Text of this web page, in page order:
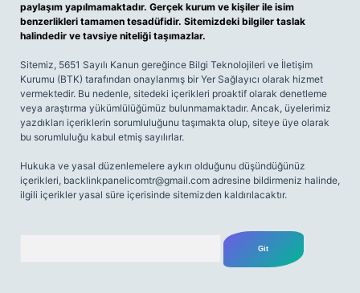
paylaşım yapılmamaktadır. Gerçek kurum ve kişiler ile isim
benzerlikleri tamamen tesadüfidir. Sitemizdeki bilgiler taslak
halindedir ve tavsiye niteliği taşımazlar.
Sitemiz, 5651 Sayılı Kanun gereğince Bilgi Teknolojileri ve İletişim
Kurumu (BTK) tarafından onaylanmış bir Yer Sağlayıcı olarak hizmet
vermektedir. Bu nedenle, sitedeki içerikleri proaktif olarak denetleme
veya araştırma yükümlülüğümüz bulunmamaktadır. Ancak, üyelerimiz
yazdıkları içeriklerin sorumluluğunu taşımakta olup, siteye üye olarak
bu sorumluluğu kabul etmiş sayılırlar.
Hukuka ve yasal düzenlemelere aykırı olduğunu düşündüğünüz
içerikleri, backlinkpanelicomtr@gmail.com adresine bildirmeniz halinde,
ilgili içerikler yasal süre içerisinde sitemizden kaldırılacaktır.